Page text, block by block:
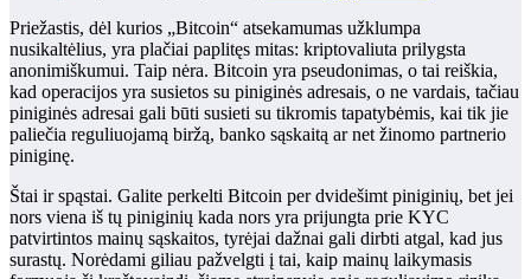
Priežastis, dėl kurios „Bitcoin“ atsekamumas užklumpa
nusikaltėlius, yra plačiai paplitęs mitas: kriptovaliuta prilygsta
anonimiškumui. Taip nėra. Bitcoin yra pseudonimas, o tai reiškia,
kad operacijos yra susietos su piniginės adresais, o ne vardais, tačiau
piniginės adresai gali būti susieti su tikromis tapatybėmis, kai tik jie
paliečia reguliuojamą biržą, banko sąskaitą ar net žinomo partnerio
piniginę.
Štai ir spąstai. Galite perkelti Bitcoin per dvidešimt piniginių, bet jei
nors viena iš tų piniginių kada nors yra prijungta prie KYC
patvirtintos mainų sąskaitos, tyrėjai dažnai gali dirbti atgal, kad jus
surastų. Norėdami giliau pažvelgti į tai, kaip mainų laikymasis